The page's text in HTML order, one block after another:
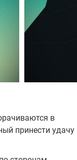
в
принести удачу